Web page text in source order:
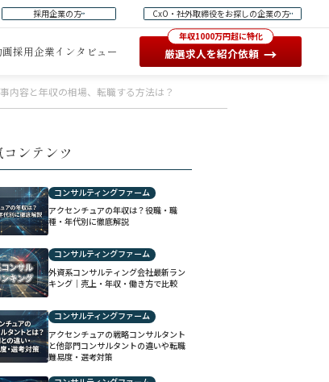
採用企業の方 CxO・社外取締役をお探しの企業の方
採用企業インタビュー
年収1000万円超に特化
厳選求人を紹介依頼 →
内容と年収の相場、転職する方法は？
コンテンツ
コンサルティングファーム
アクセンチュアの年収は？役職・職
種・年代別に徹底解説
コンサルティングファーム
外資系コンサルティング会社最新ラン
キング｜売上・年収・働き方で比較
コンサルティングファーム
アクセンチュアの戦略コンサルタント
と他部門コンサルタントの違いや転職
難易度・選考対策